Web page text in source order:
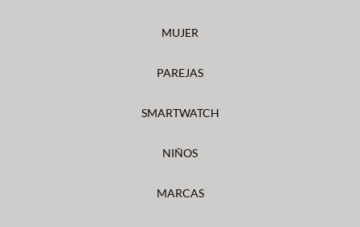
MUJER
PAREJAS
SMARTWATCH
NIÑOS
MARCAS